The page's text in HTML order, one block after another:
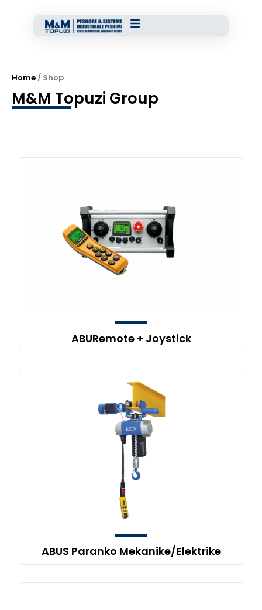
Home / Shop
M&M Topuzi Group
ABURemote + Joystick
ABUS Paranko Mekanike/Elektrike